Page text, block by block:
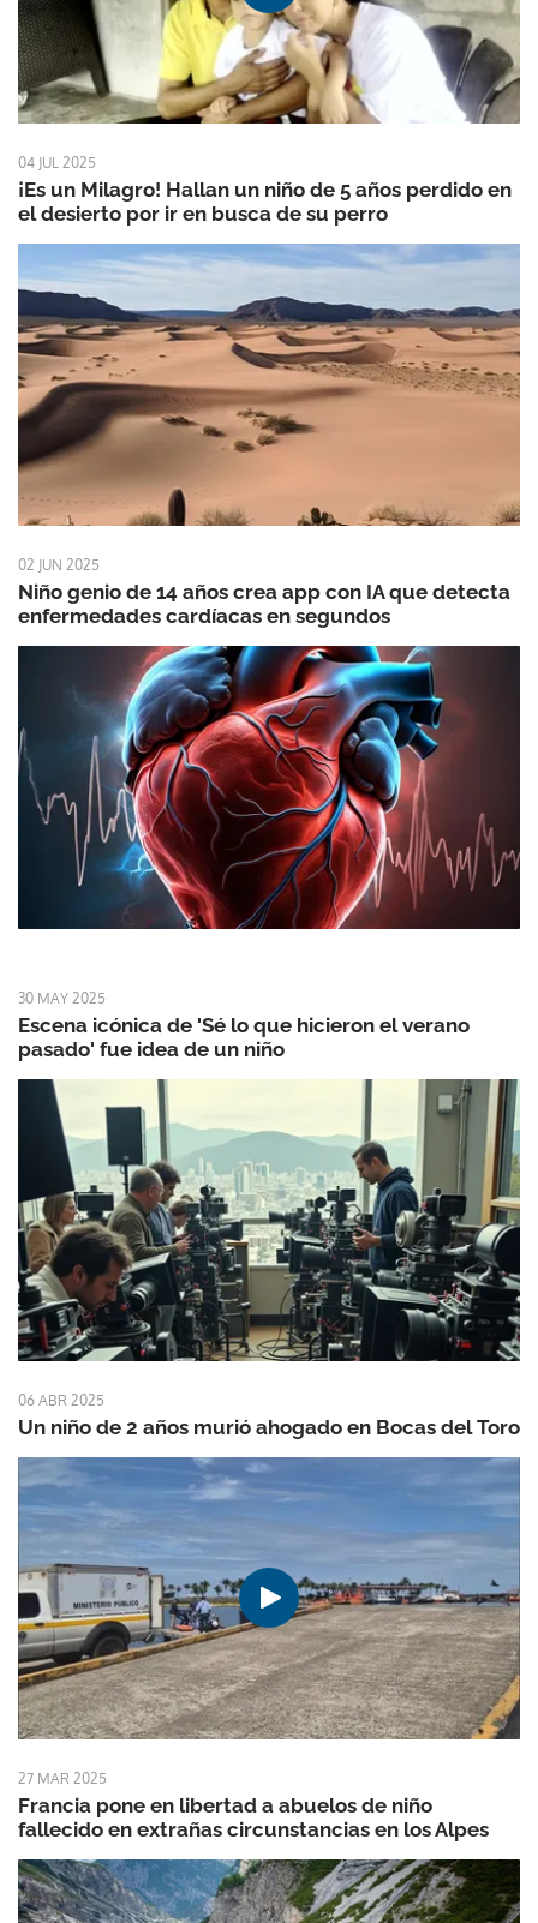
04 JUL 2025
¡Es un Milagro! Hallan un niño de 5 años perdido en
el desierto por ir en busca de su perro
02 JUN 2025
Niño genio de 14 años crea app con IA que detecta
enfermedades cardíacas en segundos
30 MAY 2025
Escena icónica de 'Sé lo que hicieron el verano
pasado' fue idea de un niño
06 ABR 2025
Un niño de 2 años murió ahogado en Bocas del Toro
27 MAR 2025
Francia pone en libertad a abuelos de niño
fallecido en extrañas circunstancias en los Alpes